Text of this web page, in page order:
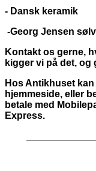
- Dansk keramik
-Georg Jensen sølv
Kontakt os gerne,
kigger vi på det, og
Hos Antikhuset
hjemmeside, eller
betale med
Express.